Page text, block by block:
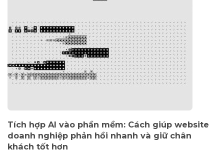
Tích hợp AI vào phần mềm: Cách giúp website
doanh nghiệp phản hồi nhanh và giữ chân
khách tốt hơn